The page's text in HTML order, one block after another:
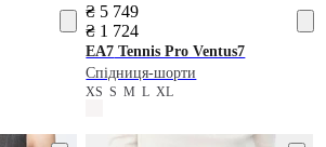
₴ 5 749
₴ 1 724
EA7 Tennis Pro Ventus7
Спідниця-шорти
XSSMLXL